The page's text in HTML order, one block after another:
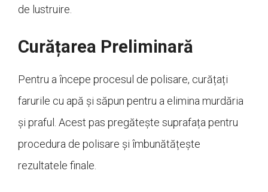
de lustruire.
Curățarea Preliminară
Pentru a începe procesul de polisare, curățați
farurile cu apă și săpun pentru a elimina murdăria
și praful. Acest pas pregătește suprafața pentru
procedura de polisare și îmbunătățește
rezultatele finale.